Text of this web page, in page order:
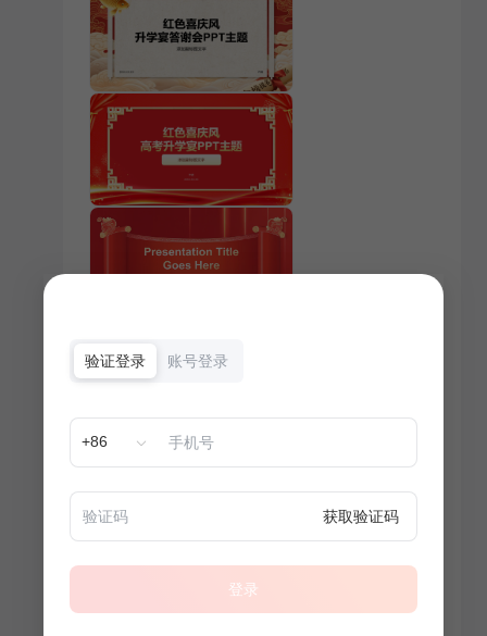
验证登录 账号登录
+86
获取验证码
登录